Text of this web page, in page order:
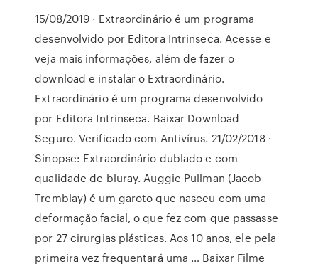
15/08/2019 · Extraordinário é um programa
desenvolvido por Editora Intrinseca. Acesse e
veja mais informações, além de fazer o
download e instalar o Extraordinário.
Extraordinário é um programa desenvolvido
por Editora Intrinseca. Baixar Download
Seguro. Verificado com Antivírus. 21/02/2018 ·
Sinopse: Extraordinário dublado e com
qualidade de bluray. Auggie Pullman (Jacob
Tremblay) é um garoto que nasceu com uma
deformação facial, o que fez com que passasse
por 27 cirurgias plásticas. Aos 10 anos, ele pela
primeira vez frequentará uma … Baixar Filme